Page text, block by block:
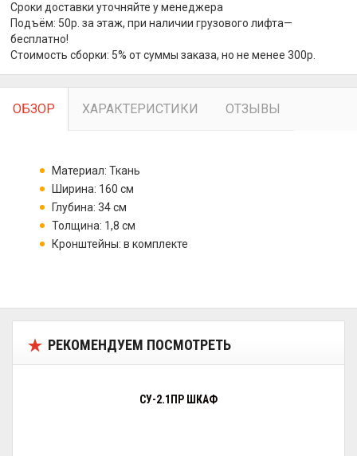
Сроки доставки уточняйте у менеджера
Подъём: 50р. за этаж, при наличии грузового лифта—
бесплатно!
Стоимость сборки: 5% от суммы заказа, но не менее 300р.
ОБЗОР ХАРАКТЕРИСТИКИ ОТЗЫВЫ
Материал: Ткань
Ширина: 160 см
Глубина: 34 см
Толщина: 1,8 см
Кронштейны: в комплекте
РЕКОМЕНДУЕМ ПОСМОТРЕТЬ
СУ-2.1ПР ШКАФ